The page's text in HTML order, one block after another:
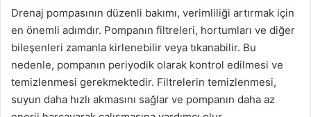
Drenaj pompasının düzenli bakımı, verimliliği artırmak için
en önemli adımdır. Pompanın filtreleri, hortumları ve diğer
bileşenleri zamanla kirlenebilir veya tıkanabilir. Bu
nedenle, pompanın periyodik olarak kontrol edilmesi ve
temizlenmesi gerekmektedir. Filtrelerin temizlenmesi,
suyun daha hızlı akmasını sağlar ve pompanın daha az